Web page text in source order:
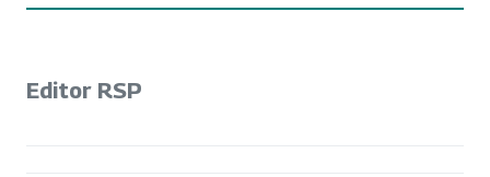
Editor RSP